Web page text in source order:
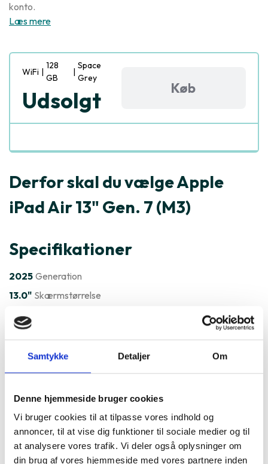
Samtykke Detaljer Om
Denne hjemmeside bruger cookies
Vi bruger cookies til at tilpasse vores indhold og
annoncer, til at vise dig funktioner til sociale medier og til
at analysere vores trafik. Vi deler også oplysninger om
din brug af vores hjemmeside med vores partnere inden
konto.
Læs mere
WiFi |
128
GB
|
Space
Grey
Udsolgt Køb
Derfor skal du vælge Apple
iPad Air 13" Gen. 7 (M3)
Specifikationer
2025 Generation
13.0" Skærmstørrelse
Apple M3
iPadOS
Varenummer 232028
er ofte købt sammen med